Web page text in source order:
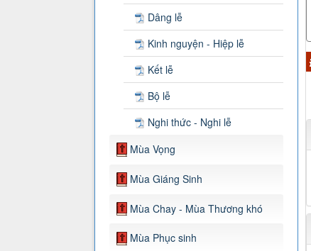
Dâng lễ
Kinh nguyện - Hiệp lễ
Kết lễ
Bộ lễ
Nghi thức - Nghi lễ
Mùa Vọng
Mùa Giáng Sinh
Mùa Chay - Mùa Thương khó
Mùa Phục sinh